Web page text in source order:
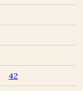
42